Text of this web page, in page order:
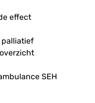
effect
SEH